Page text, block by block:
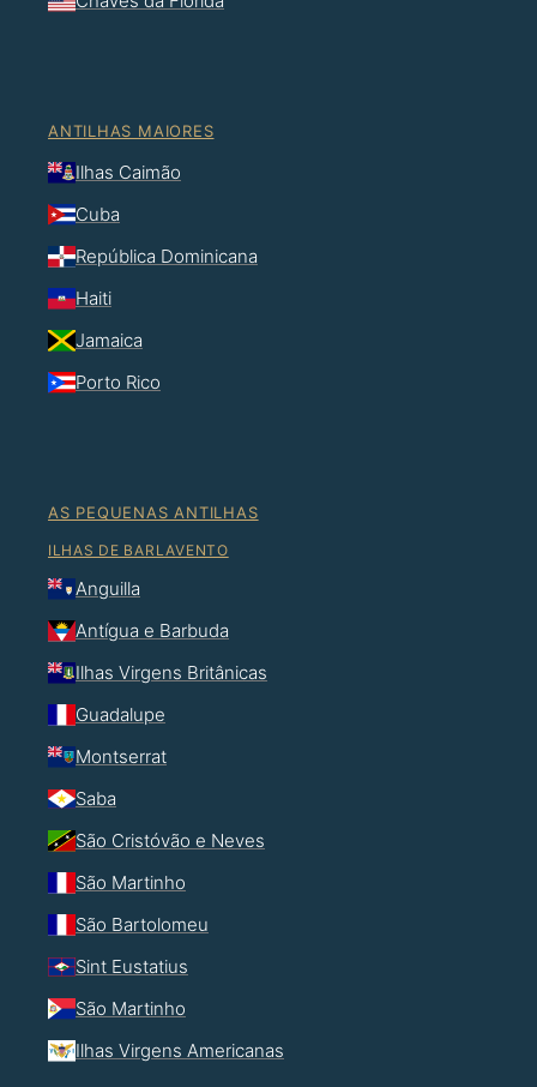
ANTILHAS MAIORES
Ilhas Caimão
Cuba
República Dominicana
Haiti
Jamaica
Porto Rico
AS PEQUENAS ANTILHAS
ILHAS DE BARLAVENTO
Anguilla
Antígua e Barbuda
Ilhas Virgens Britânicas
Guadalupe
Montserrat
Saba
São Cristóvão e Neves
São Martinho
São Bartolomeu
Sint Eustatius
São Martinho
Ilhas Virgens Americanas